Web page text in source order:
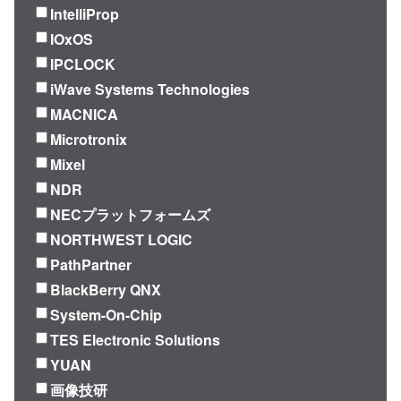
IntelliProp
IOxOS
IPCLOCK
iWave Systems Technologies
MACNICA
Microtronix
Mixel
NDR
NECプラットフォームズ
NORTHWEST LOGIC
PathPartner
BlackBerry QNX
System-On-Chip
TES Electronic Solutions
YUAN
画像技研